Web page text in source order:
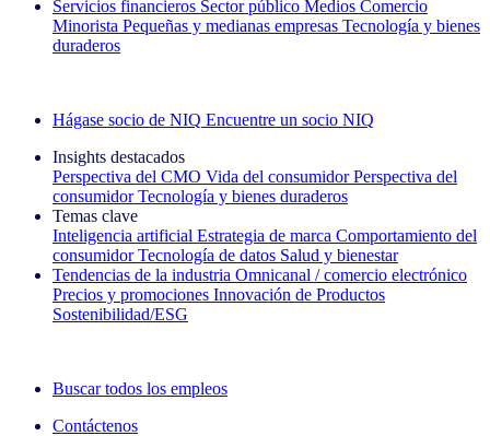
Servicios financieros Sector público Medios Comercio
Minorista Pequeñas y medianas empresas Tecnología y bienes
duraderos
Hágase socio de NIQ Encuentre un socio NIQ
Insights destacados
Perspectiva del CMO Vida del consumidor Perspectiva del
consumidor Tecnología y bienes duraderos
Temas clave
Inteligencia artificial Estrategia de marca Comportamiento del
consumidor Tecnología de datos Salud y bienestar
Tendencias de la industria Omnicanal / comercio electrónico
Precios y promociones Innovación de Productos
Sostenibilidad/ESG
Buscar todos los empleos
Contáctenos